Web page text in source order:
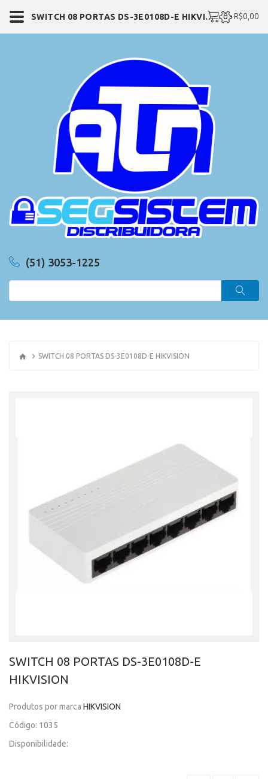
(51) 3053-1225
0 - R$0,00
SWITCH 08 PORTAS DS-3E0108D-E HIKVISION
SWITCH 08 PORTAS DS-3E0108D-E
HIKVISION
Produtos por marca HIKVISION
Código: 1035
Disponibilidade:
SWITCH 08 PORTAS DS-3E0108D-E HIKVISION